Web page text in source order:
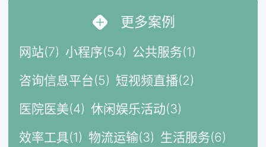
更多案例
网站(7) 小程序(54) 公共服务(1)
咨询信息平台(5) 短视频直播(2)
医院医美(4) 休闲娱乐活动(3)
效率工具(1) 物流运输(3) 生活服务(6)